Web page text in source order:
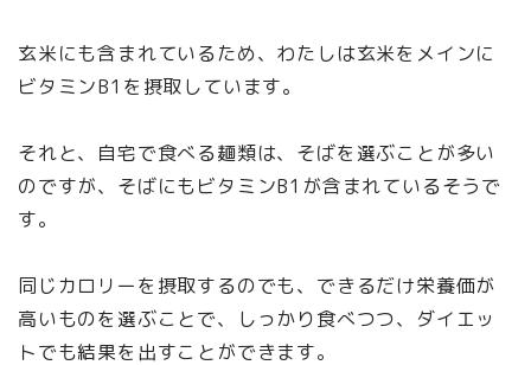
玄米にも含まれているため、わたしは玄米をメインに
ビタミンB1を摂取しています。
それと、自宅で食べる麺類は、そばを選ぶことが多い
のですが、そばにもビタミンB1が含まれているそうで
す。
同じカロリーを摂取するのでも、できるだけ栄養価が
高いものを選ぶことで、しっかり食べつつ、ダイエッ
トでも結果を出すことができます。